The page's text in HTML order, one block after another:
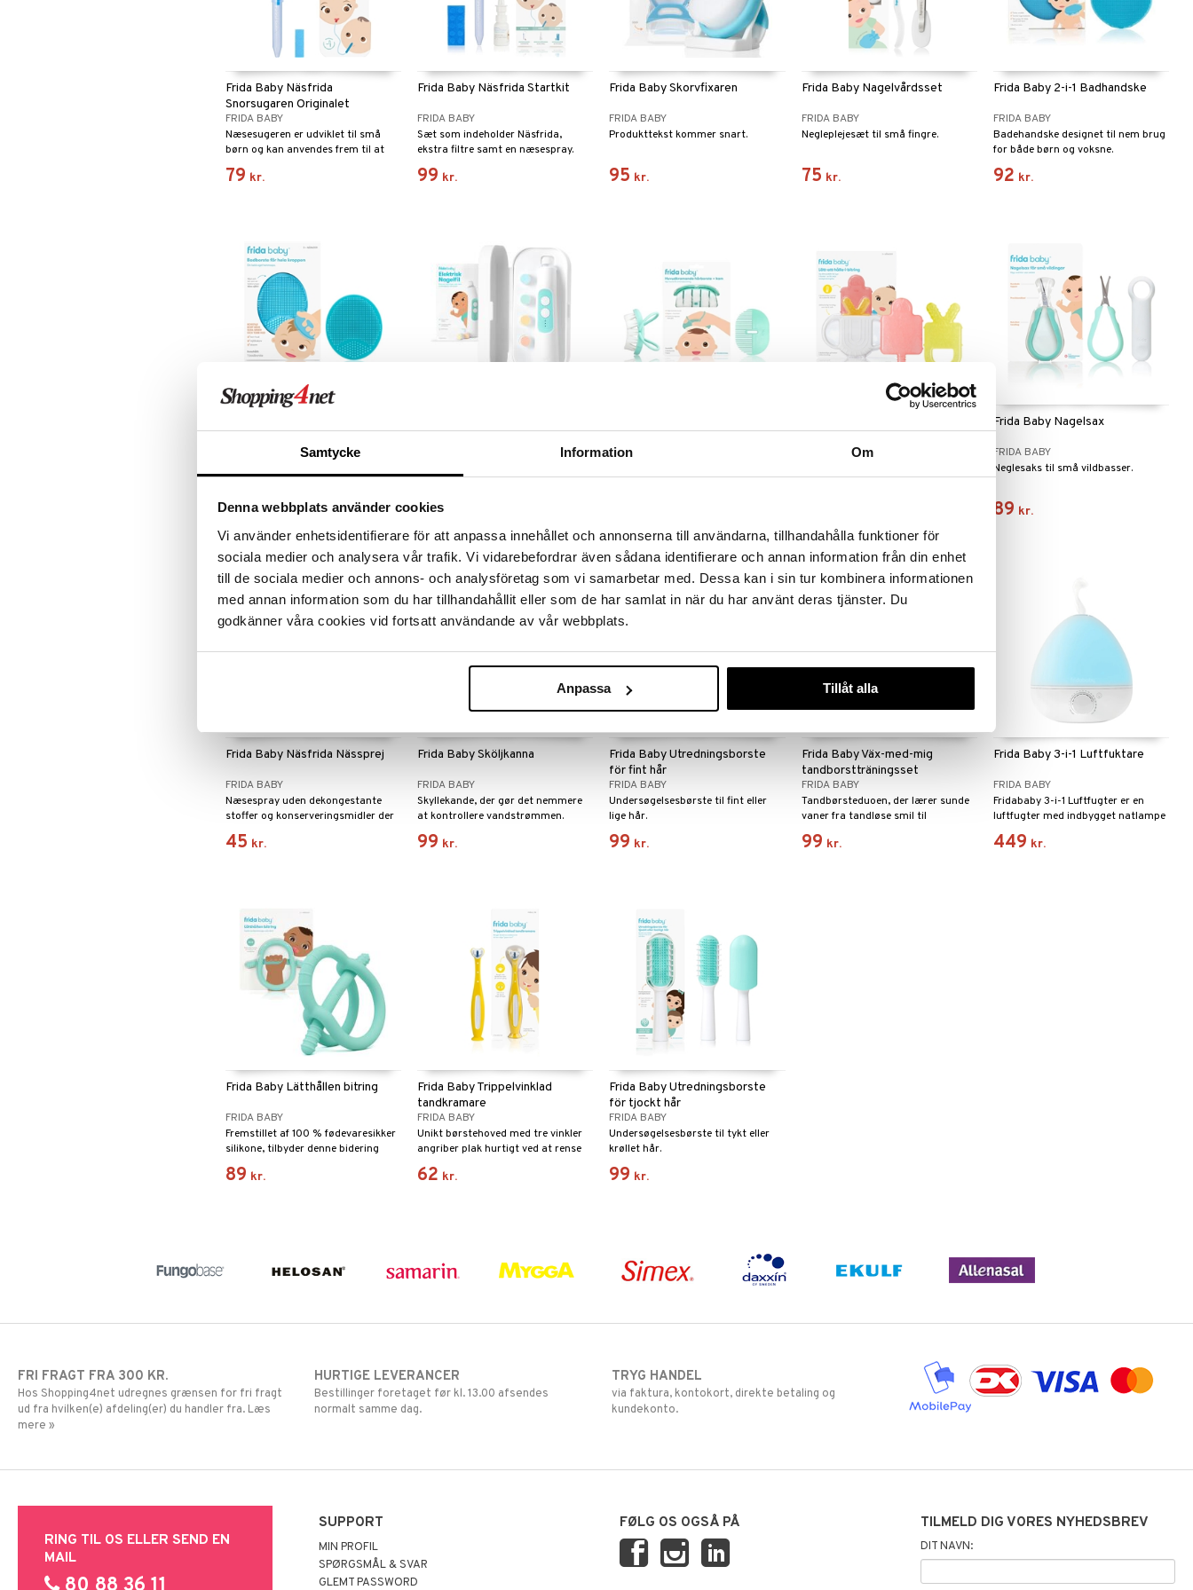
Samtycke Information Om
Denna webbplats använder cookies
Vi använder enhetsidentifierare för att anpassa innehållet och annonserna till användarna, tillhandahålla funktioner för
sociala medier och analysera vår trafik. Vi vidarebefordrar även sådana identifierare och annan information från din enhet
till de sociala medier och annons- och analysföretag som vi samarbetar med. Dessa kan i sin tur kombinera informationen
med annan information som du har tillhandahållit eller som de har samlat in när du har använt deras tjänster. Du
godkänner våra cookies vid fortsatt användande av vår webbplats.
Anpassa Tillåt alla
Frida Baby Näsfrida
Snorsugaren Originalet
FRIDA BABY
Næsesugeren er udviklet til små
børn og kan anvendes frem til at
barnet selv kan pudse næse.
79 kr.
Frida Baby Näsfrida Startkit
FRIDA BABY
Sæt som indeholder Näsfrida,
ekstra filtre samt en næsespray.
99 kr.
Frida Baby Skorvfixaren
FRIDA BABY
Produkttekst kommer snart.
95 kr.
Frida Baby Nagelvårdsset
FRIDA BABY
Negleplejesæt til små fingre.
75 kr.
Frida Baby 2-i-1 Badhandske
FRIDA BABY
Badehandske designet til nem brug
for både børn og voksne.
92 kr.
65 kr. 299
FRIDA BABY
FRIDA BABY
massagedele
Frida Baby Nagelsax
FRIDA BABY
Neglesaks til små vildbasser.
89 kr.
Frida Baby Näsfrida Nässprej
FRIDA BABY
Næsespray uden dekongestante
stoffer og konserveringsmidler der
er velegnet til daglig brug.
45 kr.
Frida Baby Sköljkanna
FRIDA BABY
Skyllekande, der gør det nemmere
at kontrollere vandstrømmen.
99 kr.
Frida Baby Utredningsborste
för fint hår
FRIDA BABY
Undersøgelsesbørste til fint eller
lige hår.
99 kr.
Frida Baby Väx-med-mig
tandborstträningsset
FRIDA BABY
Tandbørsteduoen, der lærer sunde
vaner fra tandløse smil til
småbørns tænder.
99 kr.
Frida Baby 3-i-1 Luftfuktare
FRIDA BABY
Fridababy 3-i-1 Luftfugter er en
luftfugter med indbygget natlampe
og diffuser.
449 kr.
Frida Baby Lätthållen bitring
FRIDA BABY
Fremstillet af 100 % fødevaresikker
silikone, tilbyder denne bidering
flere former, der når både for- og
bagsiden.
89 kr.
Frida Baby Trippelvinklad
tandkramare
FRIDA BABY
Unikt børstehoved med tre vinkler
angriber plak hurtigt ved at rense
alle sider på én gang.
62 kr.
Frida Baby Utredningsborste
för tjockt hår
FRIDA BABY
Undersøgelsesbørste til tykt eller
krøllet hår.
99 kr.
FRI FRAGT FRA 300 KR.
Hos Shopping4net udregnes grænsen for fri fragt
ud fra hvilken(e) afdeling(er) du handler fra. Læs
mere »
HURTIGE LEVERANCER
Bestillinger foretaget før kl. 13.00 afsendes
normalt samme dag.
TRYG HANDEL
via faktura, kontokort, direkte betaling og
kundekonto.
RING TIL OS ELLER SEND EN
MAIL
SUPPORT
MIN PROFIL
SPØRGSMÅL & SVAR
GLEMT PASSWORD
FØLG OS OGSÅ PÅ TILMELD DIG VORES NYHEDSBREV
DIT NAVN: